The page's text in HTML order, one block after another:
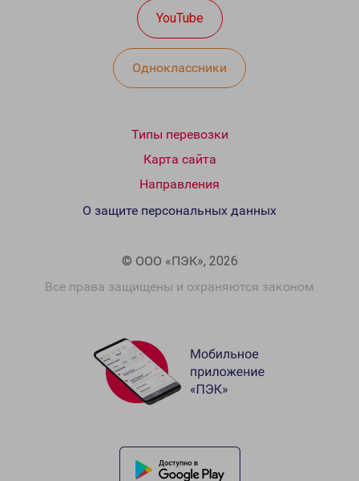
YouTube
Одноклассники
Типы перевозки
Карта сайта
Направления
© ООО «ПЭК», 2026
Все права защищены и охраняются законом
О защите персональных данных